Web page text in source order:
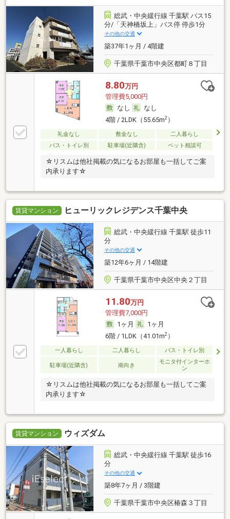
総武・中央緩行線 千葉駅 バス15
分/「天神橋坂上」バス停 停歩1分
その他の交通
築37年1ヶ月 / 4階建
千葉県千葉市中央区都町８丁目
8.80万円
管理費5,000円
なし
なし
4階 / 2LDK（55.65m2）
礼金なし 敷金なし
二人暮らし
バス・トイレ別
駐車場(近隣含) ペット相談可
☆リスムは他社掲載の気になるお部屋も一括してご案
内承ります☆
賃貸マンション ヒューリックレジデンス千葉中央
総武・中央緩行線 千葉駅 徒歩11
分
その他の交通
築12年6ヶ月 / 14階建
千葉県千葉市中央区中央２丁目
11.80万円
管理費7,000円
1ヶ月
1ヶ月
6階 / 1LDK（41.01m2）
一人暮らし 二人暮らし バス・トイレ別
駐車場(近隣含) 南向き
モニタ付インターホ
ン
☆リスムは他社掲載の気になるお部屋も一括してご案
内承ります☆
賃貸マンション ウィズダム
総武・中央緩行線 千葉駅 徒歩16
分
その他の交通
築8年7ヶ月 / 3階建
千葉県千葉市中央区椿森３丁目